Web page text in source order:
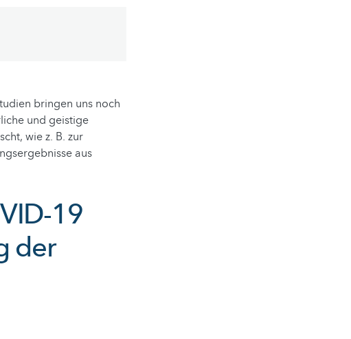
bringen uns noch
und geistige
wie z. B. zur
aus
19
der